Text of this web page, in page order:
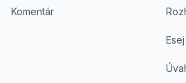
Komentár
Esej